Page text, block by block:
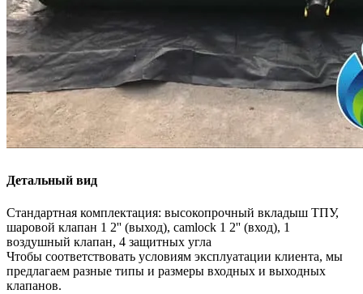
Детальный вид
Стандартная комплектация: высокопрочный вкладыш ТПУ,
шаровой клапан 1 2'' (выход), camlock 1 2'' (вход), 1
воздушный клапан, 4 защитных угла
Чтобы соответствовать условиям эксплуатации клиента, мы
предлагаем разные типы и размеры входных и выходных
клапанов.